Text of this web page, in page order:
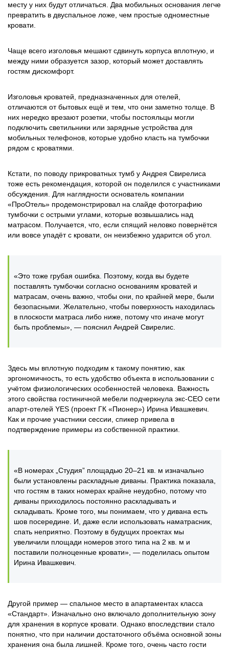
месту у них будут отличаться. Два мобильных основания легче
превратить в двуспальное ложе, чем простые одноместные
кровати.
Чаще всего изголовья мешают сдвинуть корпуса вплотную, и
между ними образуется зазор, который может доставлять
гостям дискомфорт.
Изголовья кроватей, предназначенных для отелей,
отличаются от бытовых ещё и тем, что они заметно толще. В
них нередко врезают розетки, чтобы постояльцы могли
подключить светильники или зарядные устройства для
мобильных телефонов, которые удобно класть на тумбочки
рядом с кроватями.
Кстати, по поводу прикроватных тумб у Андрея Свирелиса
тоже есть рекомендация, которой он поделился с участниками
обсуждения. Для наглядности основатель компании
«ПроОтель» продемонстрировал на слайде фотографию
тумбочки с острыми углами, которые возвышались над
матрасом. Получается, что, если спящий неловко повернётся
или вовсе упадёт с кровати, он неизбежно ударится об угол.
«Это тоже грубая ошибка. Поэтому, когда вы будете
поставлять тумбочки согласно основаниям кроватей и
матрасам, очень важно, чтобы они, по крайней мере, были
безопасными. Желательно, чтобы поверхность находилась
в плоскости матраса либо ниже, потому что иначе могут
быть проблемы», — пояснил Андрей Свирелис.
Здесь мы вплотную подходим к такому понятию, как
эргономичность, то есть удобство объекта в использовании с
учётом физиологических особенностей человека. Важность
этого свойства гостиничной мебели подчеркнула экс-CEO сети
апарт-отелей YES (проект ГК «Пионер») Ирина Ивашкевич.
Как и прочие участники сессии, спикер привела в
подтверждение примеры из собственной практики.
«В номерах „Студия” площадью 20‒21 кв. м изначально
были установлены раскладные диваны. Практика показала,
что гостям в таких номерах крайне неудобно, потому что
диваны приходилось постоянно раскладывать и
складывать. Кроме того, мы понимаем, что у дивана есть
шов посередине. И, даже если использовать наматрасник,
спать неприятно. Поэтому в будущих проектах мы
увеличили площади номеров этого типа на 2 кв. м и
поставили полноценные кровати», — поделилась опытом
Ирина Ивашкевич.
Другой пример — спальное место в апартаментах класса
«Стандарт». Изначально оно включало дополнительную зону
для хранения в корпусе кровати. Однако впоследствии стало
понятно, что при наличии достаточного объёма основной зоны
хранения она была лишней. Кроме того, очень часто гости